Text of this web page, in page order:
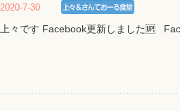
2020-7-30
上々です Facebook更新しました🆙